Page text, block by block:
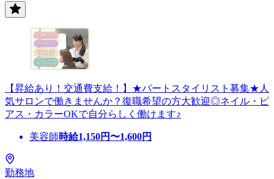
【昇給あり！交通費支給！】★パートスタイリスト募集★人
気サロンで働きませんか？復職希望の方大歓迎◎ネイル・ピ
アス・カラーOKで自分らしく働けます♪
美容師時給1,150円〜1,600円
勤務地